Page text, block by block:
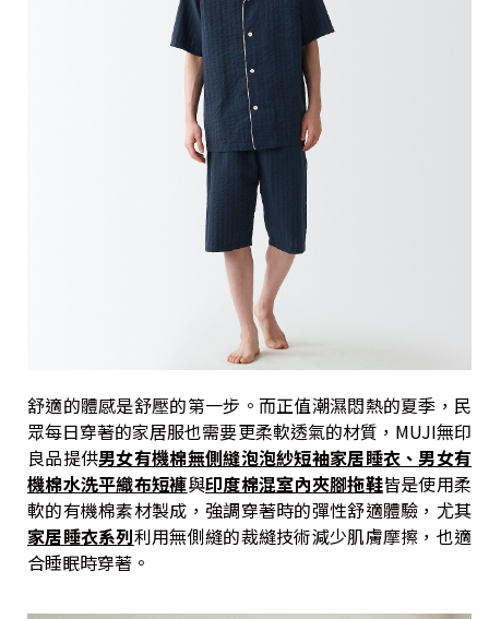
舒適的體感是舒壓的第一步。而正值潮濕悶熱的夏季，民
眾每日穿著的家居服也需要更柔軟透氣的材質，MUJI無印
良品提供男女有機棉無側縫泡泡紗短袖家居睡衣、男女有
機棉水洗平織布短褲與印度棉混室內夾腳拖鞋皆是使用柔
軟的有機棉素材製成，強調穿著時的彈性舒適體驗，尤其
家居睡衣系列利用無側縫的裁縫技術減少肌膚摩擦，也適
合睡眠時穿著。